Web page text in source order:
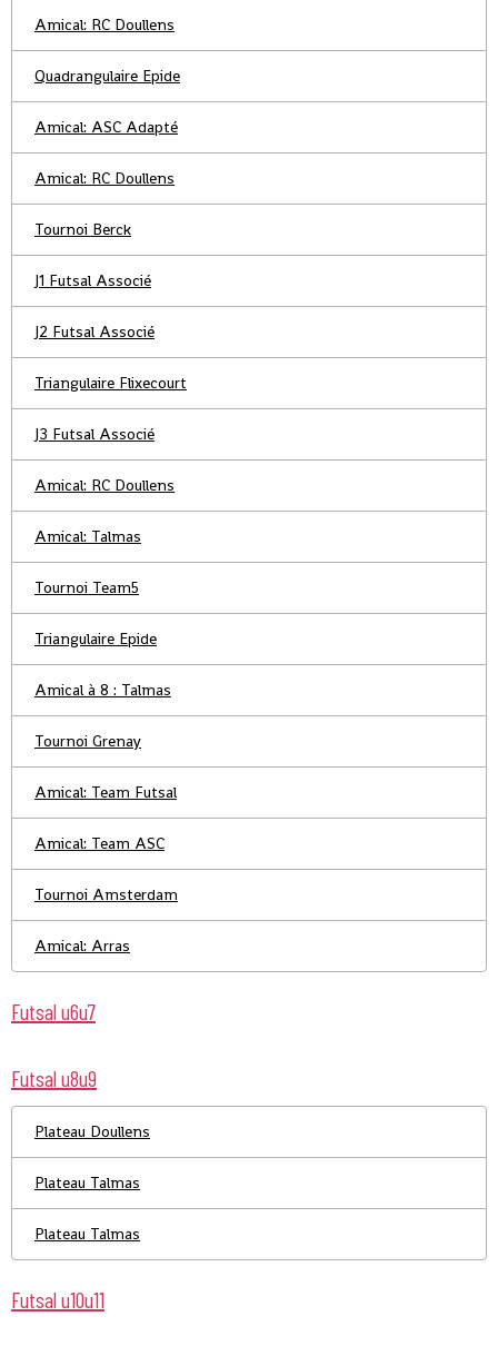
Amical: RC Doullens
Quadrangulaire Epide
Amical: ASC Adapté
Amical: RC Doullens
Tournoi Berck
J1 Futsal Associé
J2 Futsal Associé
Triangulaire Flixecourt
J3 Futsal Associé
Amical: RC Doullens
Amical: Talmas
Tournoi Team5
Triangulaire Epide
Amical à 8 : Talmas
Tournoi Grenay
Amical: Team Futsal
Amical: Team ASC
Tournoi Amsterdam
Amical: Arras
Futsal u6u7
Futsal u8u9
Plateau Doullens
Plateau Talmas
Plateau Talmas
Futsal u10u11